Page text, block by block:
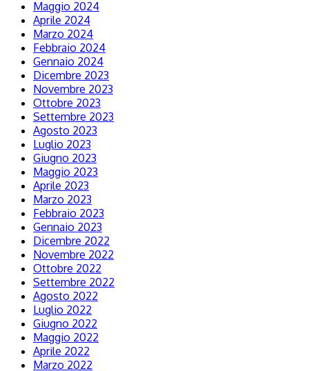
Maggio 2024
Aprile 2024
Marzo 2024
Febbraio 2024
Gennaio 2024
Dicembre 2023
Novembre 2023
Ottobre 2023
Settembre 2023
Agosto 2023
Luglio 2023
Giugno 2023
Maggio 2023
Aprile 2023
Marzo 2023
Febbraio 2023
Gennaio 2023
Dicembre 2022
Novembre 2022
Ottobre 2022
Settembre 2022
Agosto 2022
Luglio 2022
Giugno 2022
Maggio 2022
Aprile 2022
Marzo 2022